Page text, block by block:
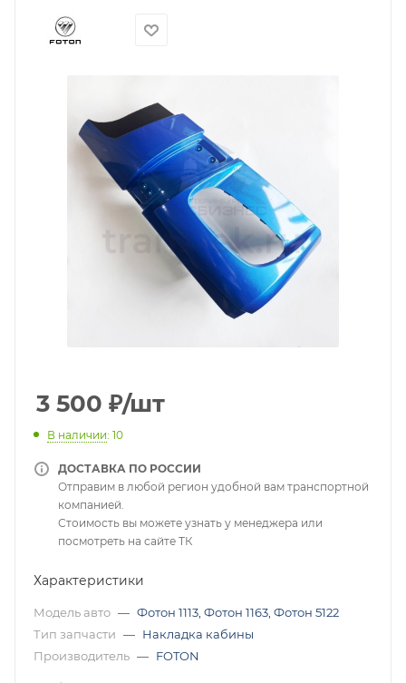
3 500 ₽/шт
В наличии: 10
ДОСТАВКА ПО РОССИИ
Отправим в любой регион удобной вам транспортной
компанией.
Стоимость вы можете узнать у менеджера или
посмотреть на сайте ТК
Характеристики
Модель авто — Фотон 1113 Фотон 1163 Фотон 5122
Тип запчасти — Накладка кабины
Производитель — FOTON